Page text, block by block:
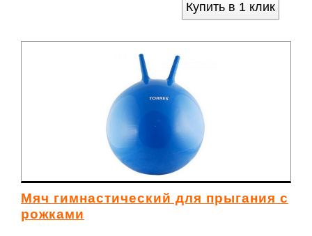
Купить в 1 клик
Мяч гимнастический для прыгания с
рожками